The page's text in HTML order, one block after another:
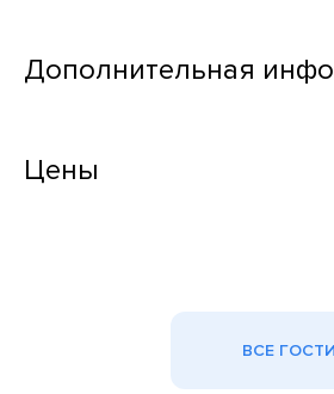
Дополнительная
Цены
ВСЕ